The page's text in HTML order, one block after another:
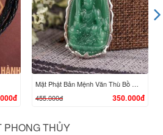
Mặt Phật Bản Mệnh Văn Thù Bồ Tát - Tuổi Mão
455.000đ
350.000đ
PHONG THỦY